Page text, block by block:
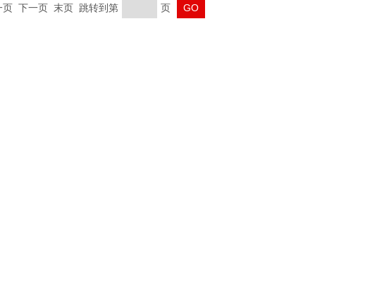
页 下一页 末页 跳转到第 页